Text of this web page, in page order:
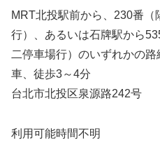
MRT北投駅前から、230番
行）、あるいは石牌駅から
二停車場行）のいずれかの
車、徒歩3～4分
台北市北投区泉源路242号
利用可能時間不明